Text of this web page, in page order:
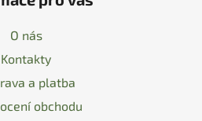
O nás
Kontakty
a platba
obchodu